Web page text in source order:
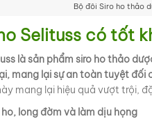
Bộ đôi Siro ho thảo
Selituss có tốt
là sản phẩm siro ho thảo
mang lại sự an toàn tuyệt đối
mang lại hiệu quả vượt trội,
long đờm và làm dịu họng